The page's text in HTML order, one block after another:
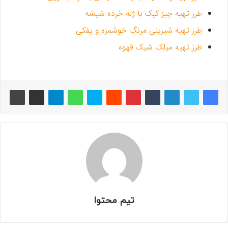
طرز تهیه چیز کیک با ژله خرده شیشه
طرز تهیه شیرینی مرنگ خوشمزه و پفکی
طرز تهیه میلک شیک قهوه
تیم محتوا